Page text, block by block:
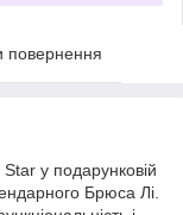
повернення
у подарунковій
Брюса Лі.